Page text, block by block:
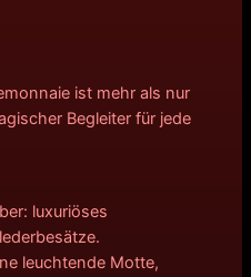
ist mehr als nur
Begleiter für jede
luxuriöses
leuchtende Motte,